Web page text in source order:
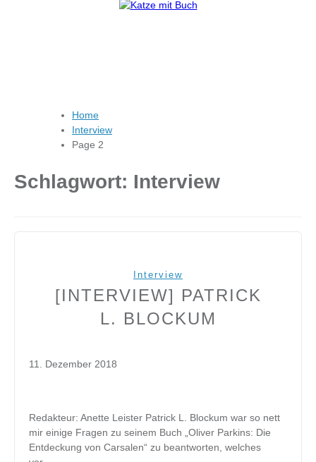
Home
Interview
Page 2
Schlagwort: Interview
Interview
[INTERVIEW] PATRICK
L. BLOCKUM
11. Dezember 2018
Redakteur: Anette Leister Patrick L. Blockum war so nett
mir einige Fragen zu seinem Buch „Oliver Parkins: Die
Entdeckung von Carsalen“ zu beantworten, welches